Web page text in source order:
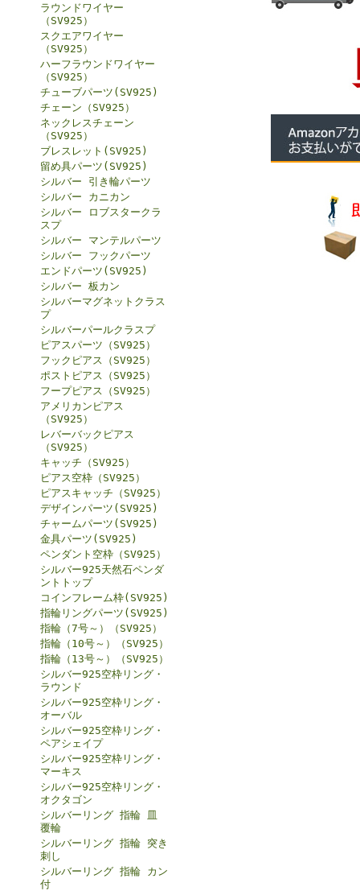
ラウンドワイヤー
（SV925）
スクエアワイヤー
（SV925）
ハーフラウンドワイヤー
（SV925）
チューブパーツ(SV925)
チェーン（SV925）
ネックレスチェーン
（SV925）
ブレスレット(SV925)
留め具パーツ(SV925)
シルバー 引き輪パーツ
シルバー カニカン
シルバー ロブスタークラ
スプ
シルバー マンテルパーツ
シルバー フックパーツ
エンドパーツ(SV925)
シルバー 板カン
シルバーマグネットクラス
プ
シルバーパールクラスプ
ピアスパーツ（SV925）
フックピアス（SV925）
ポストピアス（SV925）
フープピアス（SV925）
アメリカンピアス
（SV925）
レバーバックピアス
（SV925）
キャッチ（SV925）
ピアス空枠（SV925）
ピアスキャッチ（SV925）
デザインパーツ(SV925)
チャームパーツ(SV925)
金具パーツ(SV925)
ペンダント空枠（SV925）
シルバー925天然石ペンダ
ントトップ
コインフレーム枠(SV925)
指輪リングパーツ(SV925)
指輪（7号～）（SV925）
指輪（10号～）（SV925）
指輪（13号～）（SV925）
シルバー925空枠リング・
ラウンド
シルバー925空枠リング・
オーバル
シルバー925空枠リング・
ペアシェイプ
シルバー925空枠リング・
マーキス
シルバー925空枠リング・
オクタゴン
シルバーリング 指輪 皿
覆輪
シルバーリング 指輪 突き
刺し
シルバーリング 指輪 カン
付